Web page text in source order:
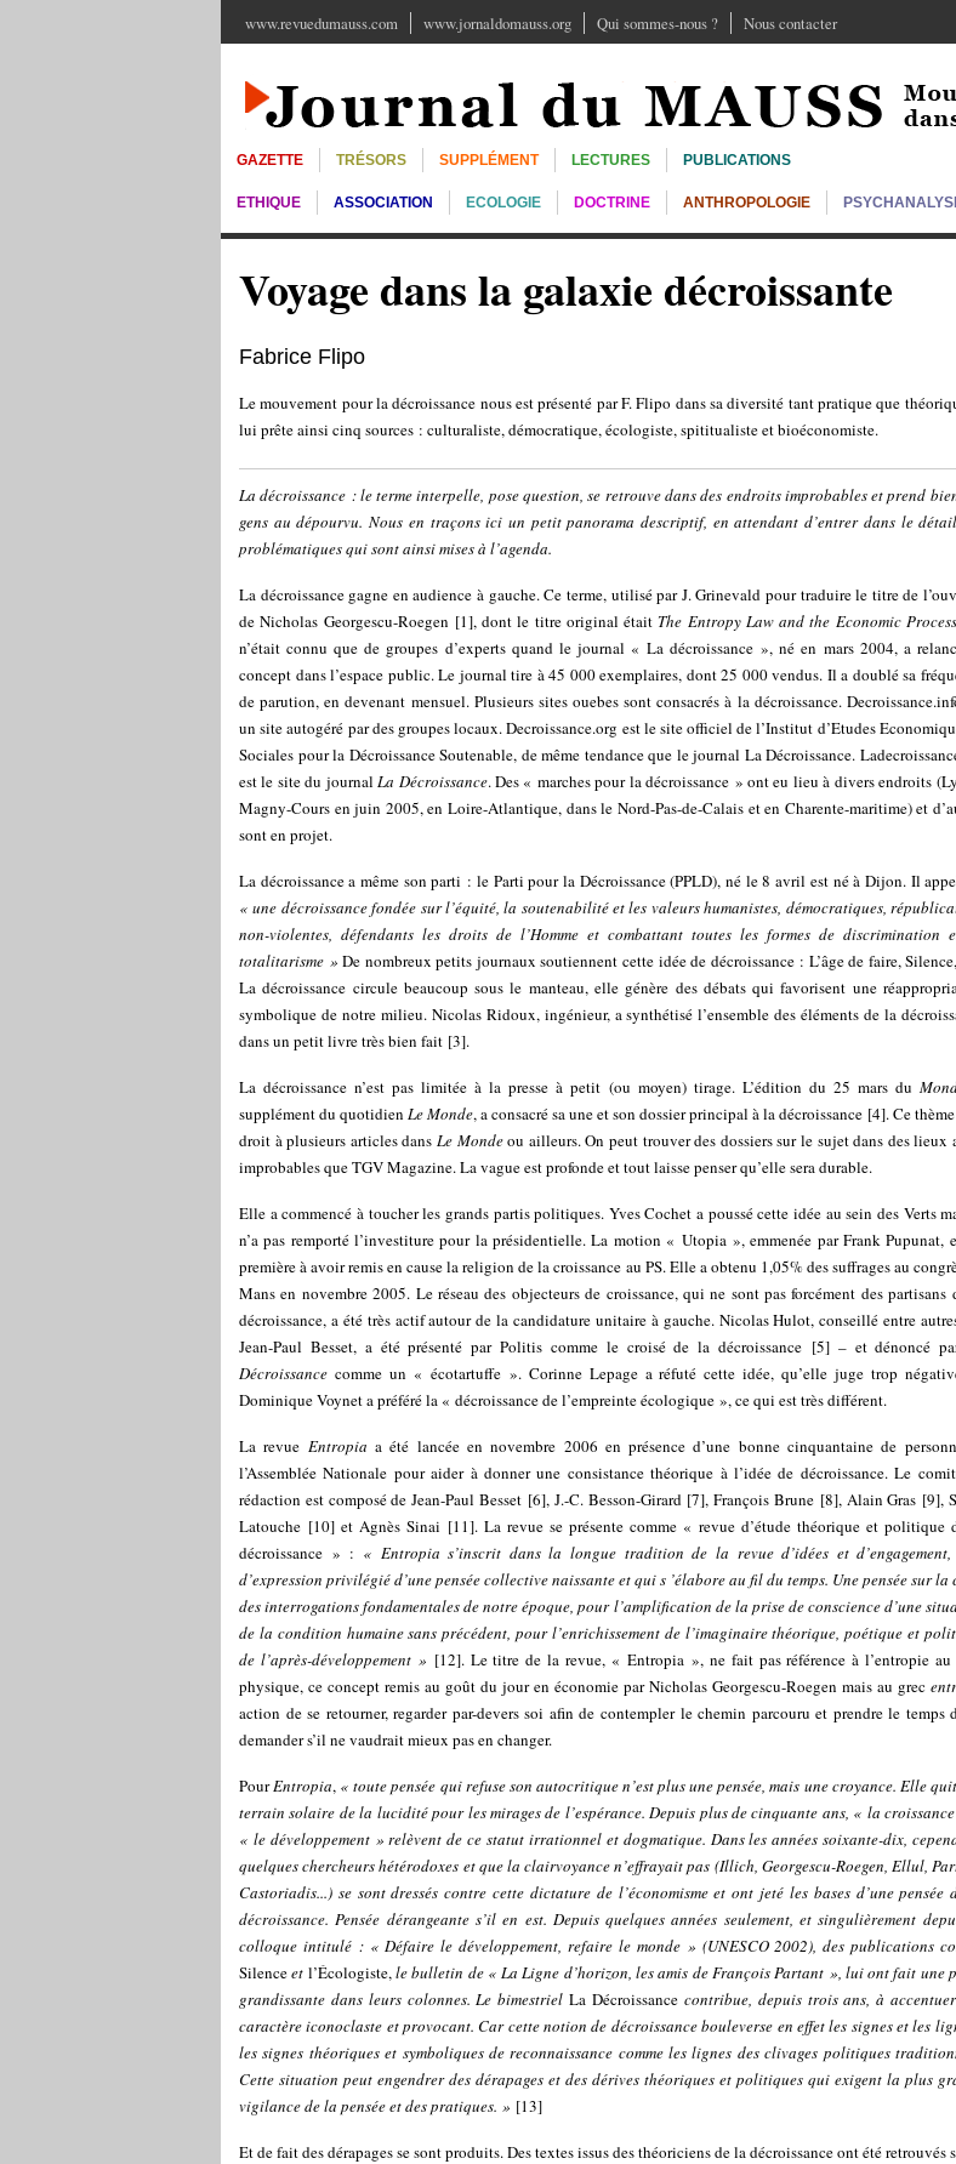
www.revuedumauss.com www.jornaldomauss.org Qui sommes-nous ? Nous contacter
GAZETTE TRÉSORS SUPPLÉMENT LECTURES PUBLICATIONS
ETHIQUE ASSOCIATION ECOLOGIE DOCTRINE ANTHROPOLOGIE
Voyage dans la galaxie décroissante
Fabrice Flipo
Le mouvement pour la décroissance nous est présenté par F. Flipo dans sa diversité tant pratique que
lui prête ainsi cinq sources : culturaliste, démocratique, écologiste, spititualiste et bioéconomiste.
La décroissance : le terme interpelle, pose question, se retrouve dans des endroits improbables et prend
gens au dépourvu. Nous en traçons ici un petit panorama descriptif, en attendant d’entrer dans le
problématiques qui sont ainsi mises à l’agenda.
La décroissance gagne en audience à gauche. Ce terme, utilisé par J. Grinevald pour traduire le titre de
de Nicholas Georgescu-Roegen [1], dont le titre original était The Entropy Law and the Economic Process
n’était connu que de groupes d’experts quand le journal « La décroissance », né en mars 2004, a
concept dans l’espace public. Le journal tire à 45 000 exemplaires, dont 25 000 vendus. Il a doublé sa
de parution, en devenant mensuel. Plusieurs sites ouebes sont consacrés à la décroissance.
un site autogéré par des groupes locaux.Decroissance.org est le site officiel de l’Institut d’Etudes
Sociales pour la Décroissance Soutenable, de même tendance que le journal La Décroissance.
est le site du journalLa Décroissance. Des « marches pour la décroissance » ont eu lieu à divers endroits
Magny-Cours en juin 2005, en Loire-Atlantique, dans le Nord-Pas-de-Calais et en Charente-maritime) et
sont en projet.
La décroissance a même son parti : le Parti pour la Décroissance (PPLD), né le 8 avril est né à Dijon. Il
« une décroissance fondée sur l’équité, la soutenabilité et les valeurs humanistes, démocratiques,
non-violentes, défendants les droits de l’Homme et combattant toutes les formes de discrimination
totalitarisme » De nombreux petits journaux soutiennent cette idée de décroissance : L’âge de faire,Silence
La décroissance circule beaucoup sous le manteau, elle génère des débats qui favorisent une
symbolique de notre milieu. Nicolas Ridoux, ingénieur, a synthétisé l’ensemble des éléments de la
dans un petit livre très bien fait [3].
La décroissance n’est pas limitée à la presse à petit (ou moyen) tirage. L’édition du 25 mars du
supplément du quotidien Le Monde, a consacré sa une et son dossier principal à la décroissance [4]. Ce
droit à plusieurs articles dans Le Mondeou ailleurs. On peut trouver des dossiers sur le sujet dans des lieux
improbables que TGV Magazine. La vague est profonde et tout laisse penser qu’elle sera durable.
Elle a commencé à toucher les grands partis politiques. Yves Cochet a poussé cette idée au sein des Verts
n’a pas remporté l’investiture pour la présidentielle. La motion « Utopia », emmenée par Frank Pupunat,
première à avoir remis en cause la religion de la croissance au PS. Elle a obtenu 1,05% des suffrages au
Mans en novembre 2005. Le réseau des objecteurs de croissance, qui ne sont pas forcément des partisans
décroissance, a été très actif autour de la candidature unitaire à gauche. Nicolas Hulot, conseillé entre
Jean-Paul Besset, a été présenté par Politis comme le croisé de la décroissance [5]– et dénoncé
Décroissance comme un « écotartuffe ». Corinne Lepage a réfuté cette idée, qu’elle juge trop
Dominique Voynet a préféré la « décroissance de l’empreinte écologique », ce qui est très différent.
La revue Entropia a été lancée en novembre 2006 en présence d’une bonne cinquantaine de
l’Assemblée Nationale pour aider à donner une consistance théorique à l’idée de décroissance. Le
rédaction est composé de Jean-Paul Besset [6], J.-C. Besson-Girard[7], François Brune[8], Alain Gras [9],
Latouche [10] et Agnès Sinai [11]. La revue se présente comme « revue d’étude théorique et politique
décroissance » : « Entropia s’inscrit dans la longue tradition de la revue d’idées et
d’expression privilégié d’une pensée collective naissante et qui s ’élabore au fil du temps. Une pensée sur la
des interrogations fondamentales de notre époque, pour l’amplification de la prise de conscience d’une
de la condition humaine sans précédent, pour l’enrichissement de l’imaginaire théorique, poétique et
de l’après-développement » [12]. Le titre de la revue, « Entropia », ne fait pas référence à l’entropie au
physique, ce concept remis au goût du jour en économie par Nicholas Georgescu-Roegen mais au grec
action de se retourner, regarder par-devers soi afin de contempler le chemin parcouru et prendre le temps
demander s’il ne vaudrait mieux pas en changer.
PourEntropia, « toute pensée qui refuse son autocritique n’est plus une pensée, mais une croyance. Elle
terrain solaire de la lucidité pour les mirages de l’espérance. Depuis plus de cinquante ans, « la
« le développement » relèvent de ce statut irrationnel et dogmatique. Dans les années soixante-dix,
quelques chercheurs hétérodoxes et que la clairvoyance n’effrayait pas (Illich, Georgescu-Roegen, Ellul,
Castoriadis...) se sont dressés contre cette dictature de l’économisme et ont jeté les bases d’une pensée
décroissance. Pensée dérangeante s’il en est. Depuis quelques années seulement, et singulièrement
colloque intitulé : « Défaire le développement, refaire le monde » (UNESCO 2002), des publications
Silenceet l’Écologiste,le bulletin de « La Ligne d’horizon, les amis de François Partant », lui ont fait une
grandissante dans leurs colonnes. Le bimestriel La Décroissance contribue, depuis trois ans, à
caractère iconoclaste et provocant. Car cette notion de décroissance bouleverse en effet les signes et les
les signes théoriques et symboliques de reconnaissance comme les lignes des clivages politiques
Cette situation peut engendrer des dérapages et des dérives théoriques et politiques qui exigent la plus
vigilance de la pensée et des pratiques. » [13]
Et de fait des dérapages se sont produits. Des textes issus des théoriciens de la décroissance ont été retrouvés